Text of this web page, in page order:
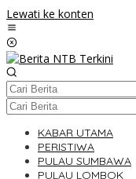
Lewati ke konten
KABAR UTAMA
PERISTIWA
PULAU SUMBAWA
PULAU LOMBOK